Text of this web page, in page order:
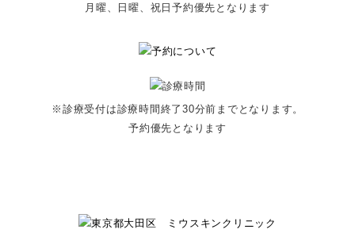
月曜、日曜、祝日予約優先となります
※診療受付は診療時間終了30分前までとなります。
予約優先となります